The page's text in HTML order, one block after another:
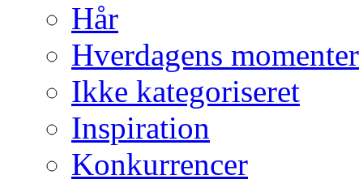
Hår
Hverdagens momenter
Ikke kategoriseret
Inspiration
Konkurrencer